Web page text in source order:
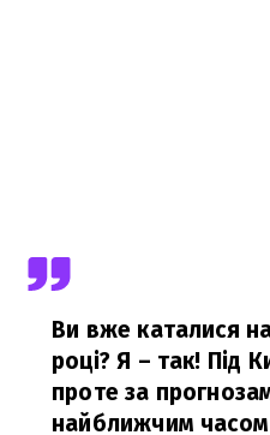
Ви вже каталися
році? Я – так! Під
проте за
найближчим часом